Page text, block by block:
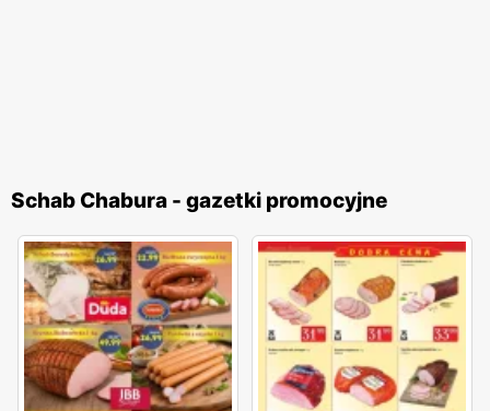
Schab Chabura - gazetki promocyjne